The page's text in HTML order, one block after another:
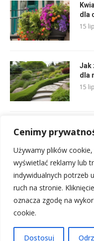
Cenimy
Używamy plików
wyświetlać reklamy lub
indywidualnych potrzeb
ruch na stronie.
oznacza zgodę na
cookie.
Dostosuj
dla
15
Jak
dla
15
na
15
Kontakt